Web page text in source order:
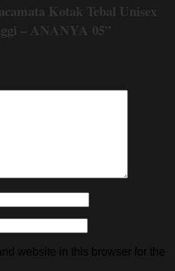
Kotak Tebal Unisex
– ANANYA 05”
website in this browser for the